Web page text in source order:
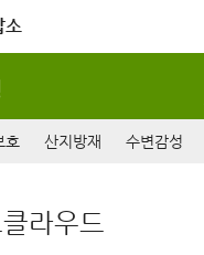
소
호 산지방재 수변감성
라우드